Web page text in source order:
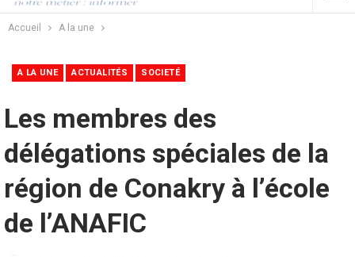
Accueil A la une
A LA UNE ACTUALITÉS SOCIETÉ
Les membres des
délégations spéciales de la
région de Conakry à l’école
de l’ANAFIC